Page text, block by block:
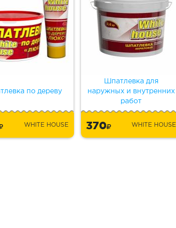
по дереву
WHITE HOUSE
Шпатлевка для
наружных и внутренних
работ
370 WHITE HOUSE